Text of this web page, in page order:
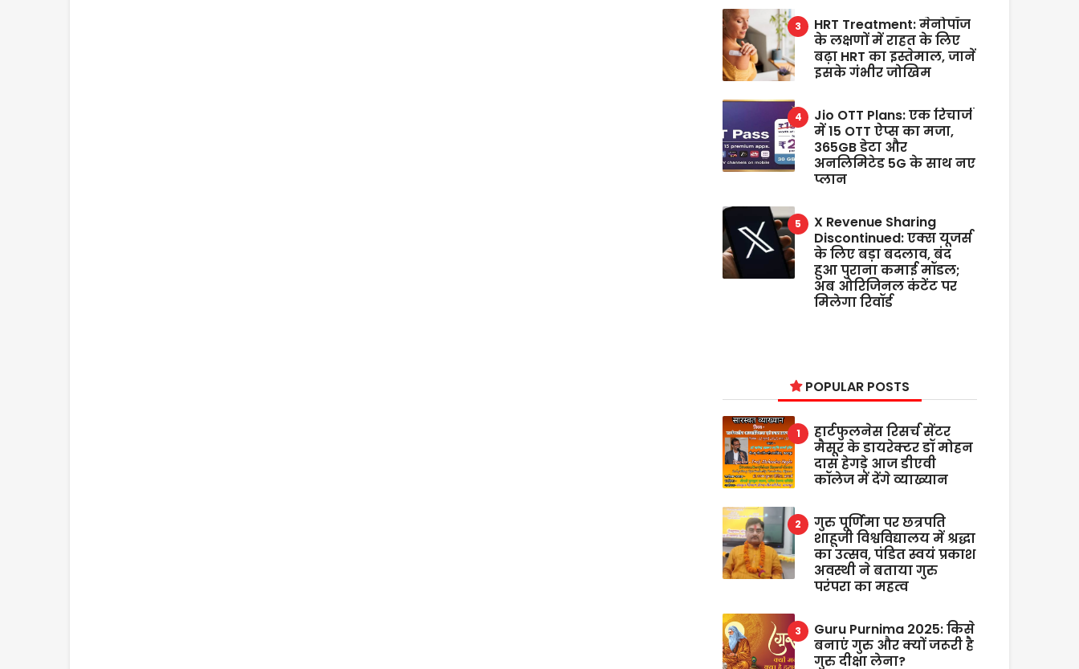
HRT Treatment: मेनोपॉज
के लक्षणों में राहत के लिए
बढ़ा HRT का इस्तेमाल, जानें
इसके गंभीर जोखिम
Jio OTT Plans: एक रिचार्ज
में 15 OTT ऐप्स का मजा,
365GB डेटा और
अनलिमिटेड 5G के साथ नए
प्लान
X Revenue Sharing
Discontinued: एक्स यूजर्स
के लिए बड़ा बदलाव, बंद
हुआ पुराना कमाई मॉडल;
अब ओरिजिनल कंटेंट पर
मिलेगा रिवॉर्ड
POPULAR POSTS
हार्टफुलनेस रिसर्च सेंटर
मैसूर के डायरेक्टर डॉ मोहन
दास हेगड़े आज डीएवी
कॉलेज में देंगे व्याख्यान
गुरु पूर्णिमा पर छत्रपति
शाहूजी विश्वविद्यालय में श्रद्धा
का उत्सव, पंडित स्वयं प्रकाश
अवस्थी ने बताया गुरु
परंपरा का महत्व
Guru Purnima 2025: किसे
बनाएं गुरु और क्यों जरूरी है
गुरु दीक्षा लेना?